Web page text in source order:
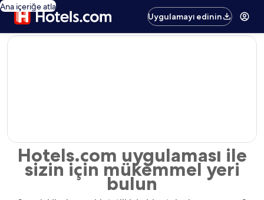
Ana içeriğe atla
Uygulamayı edinin
editorial
Hotels.com uygulaması ile
sizin için mükemmel yeri
bulun